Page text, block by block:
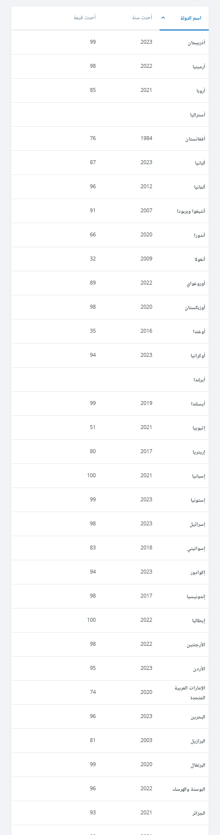
اسم الدولة أحدث سنة أحدث قيمة
أذربيجان 2023
99
أرمينيا 2022
98
أروبا 2021
85
أستراليا
أفغانستان 1984
76
ألبانيا 2023
87
ألمانيا 2012
96
أنتيغوا وبربودا 2007
91
أندورا 2020
66
أنغولا 2009
32
أوروغواي 2022
89
أوزبكستان 2020
98
أوغندا 2016
35
أوكرانيا 2023
94
أيرلندا
أيسلندا 2019
99
إثيوبيا 2021
51
إريتريا 2017
80
إسبانيا 2021
100
إستونيا 2023
99
إسرائيل 2023
98
إسواتيني 2018
83
إكوادور 2023
94
إندونيسيا 2017
98
إيطاليا 2022
100
الأرجنتين 2022
98
الأردن 2023
95
الإمارات العربية
المتحدة
2020
74
البحرين 2023
96
البرازيل 2003
81
البرتغال 2020
99
البوسنة والهرسك 2022
96
الجزائر 2021
93